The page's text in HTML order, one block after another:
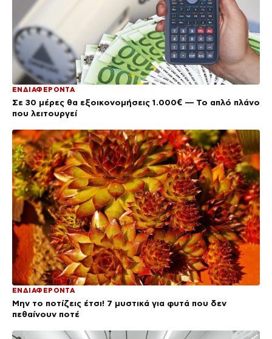
ΕΝΔΙΑΦΕΡΟΝΤΑ
Σε 30 μέρες θα εξοικονομήσεις 1.000€ — Το απλό πλάνο
που λειτουργεί
ΕΝΔΙΑΦΕΡΟΝΤΑ
Μην το ποτίζεις έτσι! 7 μυστικά για φυτά που δεν
πεθαίνουν ποτέ